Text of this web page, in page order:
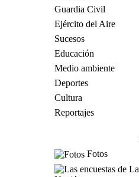
Guardia Civil
Ejército del Aire
Sucesos
Educación
Medio ambiente
Deportes
Cultura
Reportajes
Fotos